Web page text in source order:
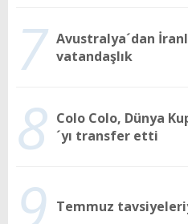
7 Avustralya´dan
vatandaşlık
8 Colo Colo, Dünya
´yı transfer etti
9 Temmuz